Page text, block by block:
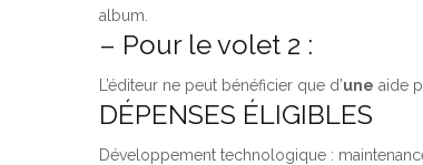
album.
– Pour le volet 2 :
L’éditeur ne peut bénéficier que d’une aide
DÉPENSES ÉLIGIBLES
Développement technologique :